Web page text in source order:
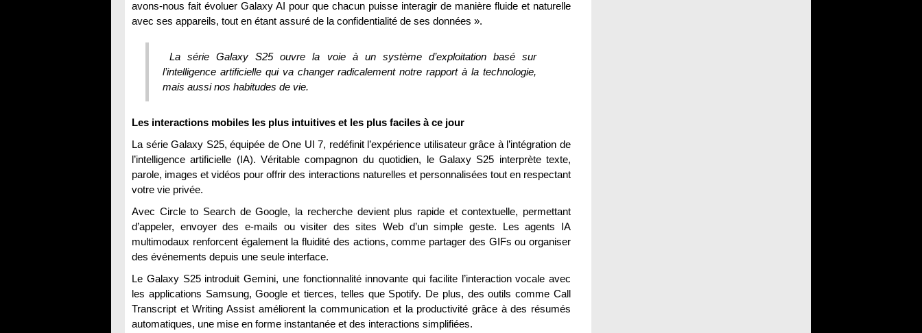
avons-nous fait évoluer Galaxy AI pour que chacun puisse interagir de manière fluide et naturelle
avec ses appareils, tout en étant assuré de la confidentialité de ses données ».
La série Galaxy S25 ouvre la voie à un système d’exploitation basé sur
l’intelligence artificielle qui va changer radicalement notre rapport à la technologie,
mais aussi nos habitudes de vie.
Les interactions mobiles les plus intuitives et les plus faciles à ce jour
La série Galaxy S25, équipée de One UI 7, redéfinit l’expérience utilisateur grâce à l’intégration de
l’intelligence artificielle (IA). Véritable compagnon du quotidien, le Galaxy S25 interprète texte,
parole, images et vidéos pour offrir des interactions naturelles et personnalisées tout en respectant
votre vie privée.
Avec Circle to Search de Google, la recherche devient plus rapide et contextuelle, permettant
d’appeler, envoyer des e-mails ou visiter des sites Web d’un simple geste. Les agents IA
multimodaux renforcent également la fluidité des actions, comme partager des GIFs ou organiser
des événements depuis une seule interface.
Le Galaxy S25 introduit Gemini, une fonctionnalité innovante qui facilite l’interaction vocale avec
les applications Samsung, Google et tierces, telles que Spotify. De plus, des outils comme Call
Transcript et Writing Assist améliorent la communication et la productivité grâce à des résumés
automatiques, une mise en forme instantanée et des interactions simplifiées.